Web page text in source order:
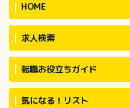
HOME
求人検索
転職お役立ちガイド
気になる！リスト